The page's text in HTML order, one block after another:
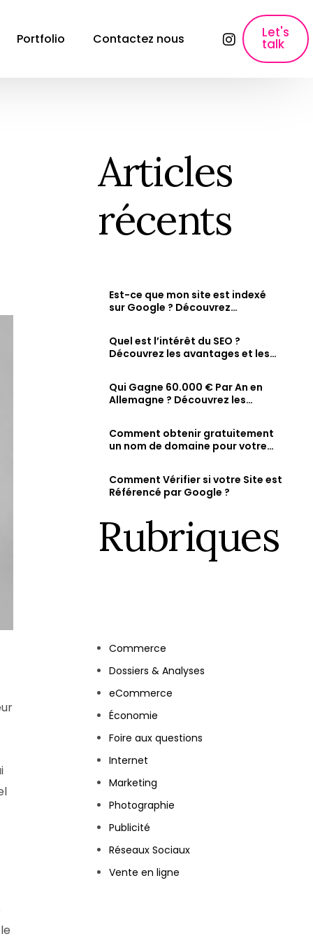
Création de contenu
Création de contenu &#038; Content
Copywriting fiche produit
Rédaction des fiches produits qui font
Maximiser vos performances : Google Ads,
Facebook Ads &#038; Instagram.
Soyez visible sur Google, Attirez des clients
dans la recherche et sur Maps.
Portfolio Contactez nous Let's
talk
Articles
récents
Est-ce que mon site est indexé
sur Google ? Découvrez
sa visibilité en ligne
Quel est l’intérêt du SEO ?
Découvrez les avantages et les
stratégie SEO bien optimisée
Qui Gagne 60.000 € Par An en
Allemagne ? Découvrez les
les salaires des jeunes diplômés.
Comment obtenir gratuitement
un nom de domaine pour votre
Comment Vérifier si votre Site est
Référencé par Google ?
Rubriques
Commerce
Dossiers & Analyses
eCommerce
Économie
Foire aux questions
Internet
Marketing
Photographie
Publicité
Réseaux Sociaux
Vente en ligne